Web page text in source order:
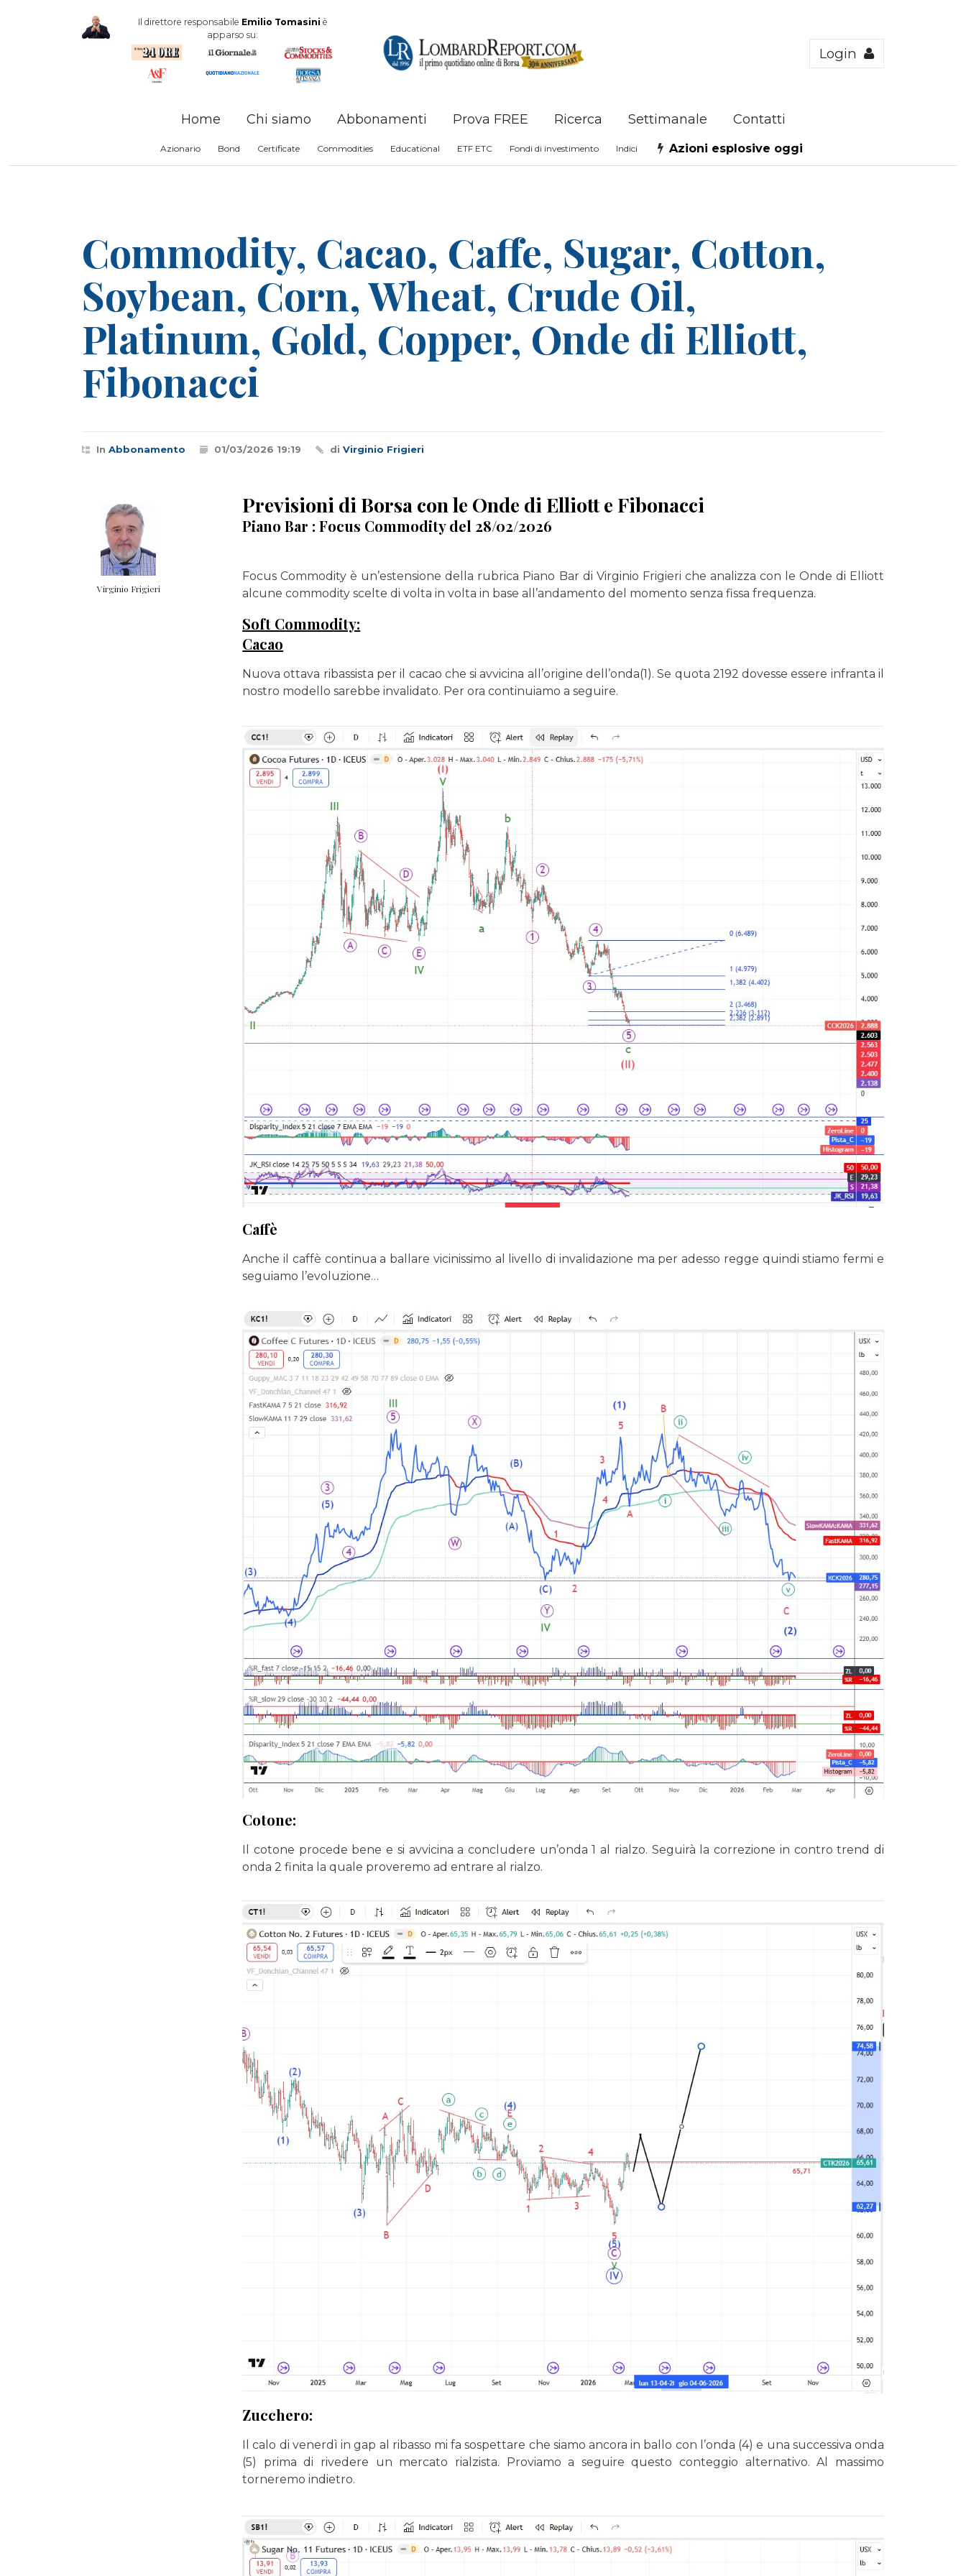
Il direttore responsabile Emilio Tomasini è
apparso su:
Login
Home Chi siamo Abbonamenti Prova FREE Ricerca Settimanale Contatti
Azionario Bond Certificate Commodities Educational ETF ETC Fondi di investimento Indici Azioni esplosive oggi
Commodity, Cacao, Caffe, Sugar, Cotton,
Soybean, Corn, Wheat, Crude Oil,
Platinum, Gold, Copper, Onde di Elliott,
Fibonacci
In Abbonamento 01/03/2026 19:19 di Virginio Frigieri
Previsioni di Borsa con le Onde di Elliott e Fibonacci
Piano Bar : Focus Commodity del 28/02/2026
Focus Commodity è un’estensione della rubrica Piano Bar di Virginio Frigieri che analizza con le Onde di Elliott
alcune commodity scelte di volta in volta in base all’andamento del momento senza fissa frequenza.
Soft Commodity:
Cacao
Nuova ottava ribassista per il cacao che si avvicina all’origine dell’onda(1). Se quota 2192 dovesse essere infranta il
nostro modello sarebbe invalidato. Per ora continuiamo a seguire.
Caffè
Anche il caffè continua a ballare vicinissimo al livello di invalidazione ma per adesso regge quindi stiamo fermi e
seguiamo l’evoluzione…
Cotone:
Il cotone procede bene e si avvicina a concludere un’onda 1 al rialzo. Seguirà la correzione in contro trend di
onda 2 finita la quale proveremo ad entrare al rialzo.
Zucchero:
Il calo di venerdì in gap al ribasso mi fa sospettare che siamo ancora in ballo con l’onda (4) e una successiva onda
(5) prima di rivedere un mercato rialzista. Proviamo a seguire questo conteggio alternativo. Al massimo
torneremo indietro.
Virginio Frigieri